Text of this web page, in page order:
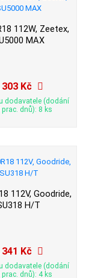
112W, Zeetex,
MAX
303 Kč
dodavatele (dodání
dnů): 8 ks
112V, Goodride,
H/T
341 Kč
dodavatele (dodání
dnů): 4 ks